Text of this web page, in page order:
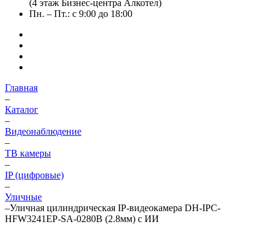
(4 этаж Бизнес-центра Алкотел)
Пн. – Пт.: с 9:00 до 18:00
Главная
–
Каталог
–
Видеонаблюдение
–
ТВ камеры
–
IP (цифровые)
–
Уличные
–Уличная цилиндрическая IP-видеокамера DH-IPC-
HFW3241EP-SA-0280B (2.8мм) с ИИ